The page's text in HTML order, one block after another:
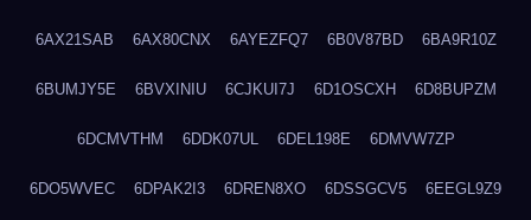
6AX21SAB 6AX80CNX 6AYEZFQ7 6B0V87BD 6BA9R10Z
6BUMJY5E 6BVXINIU 6CJKUI7J 6D1OSCXH 6D8BUPZM
6DCMVTHM 6DDK07UL 6DEL198E 6DMVW7ZP
6DO5WVEC 6DPAK2I3 6DREN8XO 6DSSGCV5 6EEGL9Z9